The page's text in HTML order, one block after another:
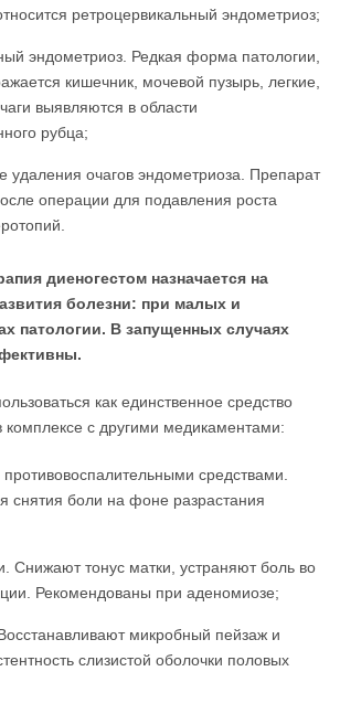
ретроцервикальный эндометриоз;
эндометриоз. Редкая форма патологии,
кишечник, мочевой пузырь, легкие,
выявляются в области
рубца;
удаления очагов эндометриоза. Препарат
операции для подавления роста
диеногестом назначается на
болезни: при малых и
патологии. В запущенных случаях
как единственное средство
комплексе с другими медикаментами:
средствами.
снятия боли на фоне разрастания
Снижают тонус матки, устраняют боль во
Рекомендованы при аденомиозе;
микробный пейзаж и
слизистой оболочки половых